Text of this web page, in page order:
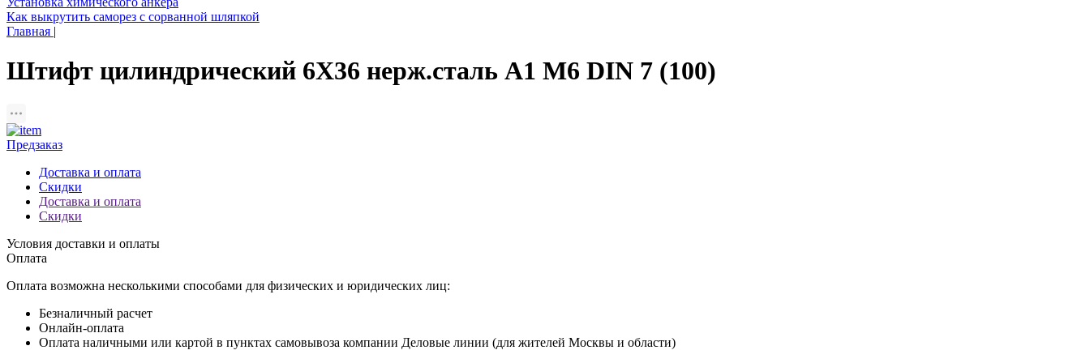
Как выкрутить саморез с сорванной шляпкой
Главная |
Штифт цилиндрический 6Х36 нерж.сталь A1 M6 DIN 7 (100)
Предзаказ
Доставка и оплата
Скидки
Доставка и оплата
Скидки
Условия доставки и оплаты
Оплата
Оплата возможна несколькими способами для физических и юридических лиц:
Безналичный расчет
Онлайн-оплата
Оплата наличными или картой в пунктах самовывоза компании Деловые линии (для жителей Москвы и области)